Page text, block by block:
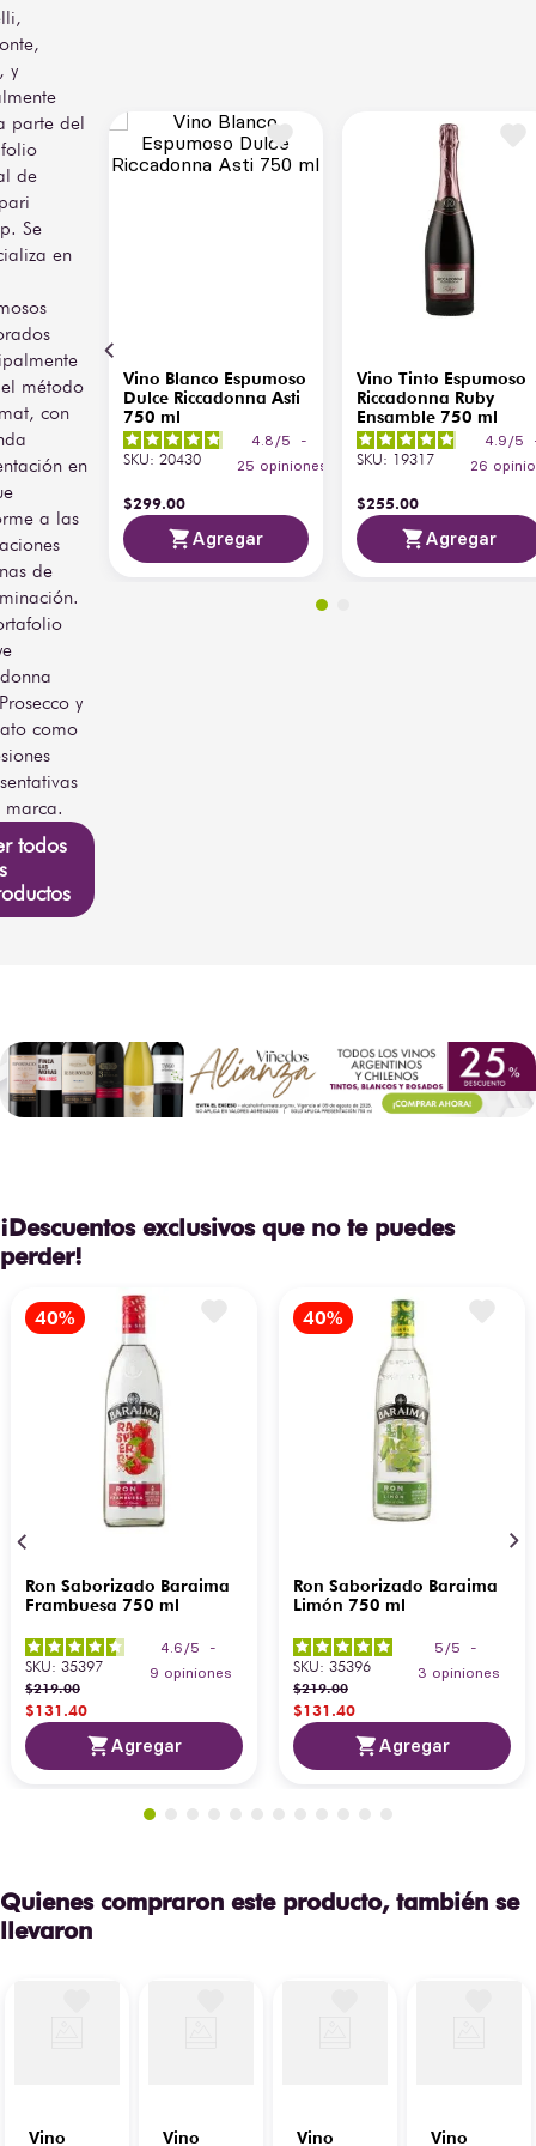
y
parte del
de
Se
en
método
con
en
a las
de
y
como
todos
Vino Blanco Espumoso
Dulce Riccadonna Asti
750 ml
4.8/5
-
25 opiniones
SKU: 20430
$299.00
Agregar
Vino Tinto Espumoso
Riccadonna Ruby
Ensamble 750 ml
4.9/5
26
SKU: 19317
$255.00
Agregar
¡Descuentos exclusivos que no te puedes
perder!
Ron Saborizado Baraima
Frambuesa 750 ml
4.6 /5
-
9 opiniones
SKU: 35397
$219.00
$131.40
Agregar
Ron Saborizado Baraima
Limón 750 ml
5 /5
-
3 opiniones
SKU: 35396
$219.00
$131.40
Agregar
Quienes compraron este producto, también se
llevaron
Vino Vino Vino Vino